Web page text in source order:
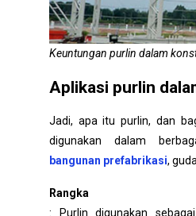
Keuntungan purlin dalam
Aplikasi purlin
Jadi, apa itu purlin, dan
digunakan dalam
bangunan prefabrikasi,
: Purlin digunakan